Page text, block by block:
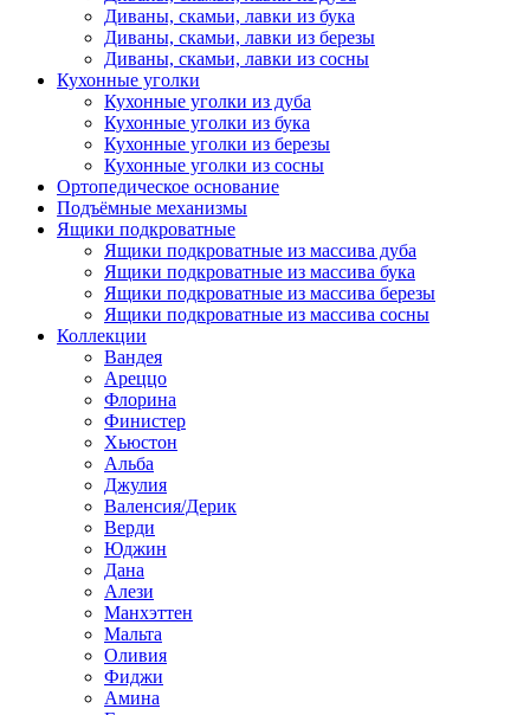
Диваны, скамьи, лавки из бука
Диваны, скамьи, лавки из березы
Диваны, скамьи, лавки из сосны
Кухонные уголки
Кухонные уголки из дуба
Кухонные уголки из бука
Кухонные уголки из березы
Кухонные уголки из сосны
Ортопедическое основание
Подъёмные механизмы
Ящики подкроватные
Ящики подкроватные из массива дуба
Ящики подкроватные из массива бука
Ящики подкроватные из массива березы
Ящики подкроватные из массива сосны
Коллекции
Вандея
Ареццо
Флорина
Финистер
Хьюстон
Альба
Джулия
Валенсия/Дерик
Верди
Юджин
Дана
Алези
Манхэттен
Мальта
Оливия
Фиджи
Амина